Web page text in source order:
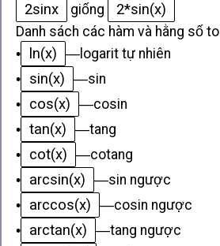
2sinx giống 2*sin(x)
Danh sách các hàm và hằng số
•
ln(x) —logarit tự nhiên
•
sin(x) —sin
•
cos(x) —cosin
• tan(x) —tang
•
cot(x) —cotang
•
arcsin(x) —sin ngược
•
arccos(x) —cosin ngược
•
arctan(x) —tang ngược